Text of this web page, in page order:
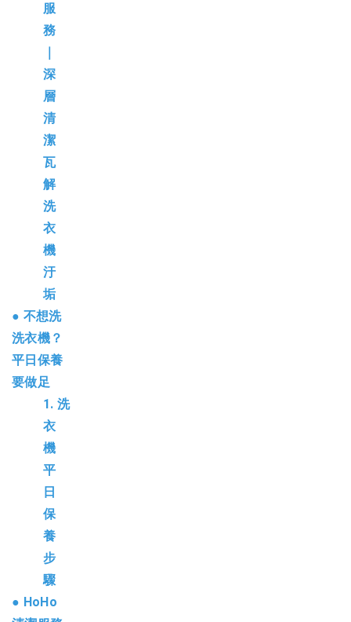
服
務
｜
深
層
清
潔
瓦
解
洗
衣
機
汙
垢
● 不想洗
洗衣機？
平日保養
要做足
1.洗
衣
機
平
日
保
養
步
驟
● HoHo